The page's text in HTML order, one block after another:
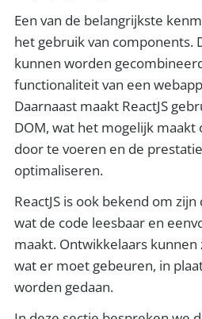
Een van de belangrijkste
het gebruik van components.
kunnen worden
functionaliteit van een
Daarnaast maakt ReactJS
DOM, wat het mogelijk
door te voeren en de
optimaliseren.
ReactJS is ook bekend om
wat de code leesbaar en
maakt. Ontwikkelaars
wat er moet gebeuren, in
worden gedaan.